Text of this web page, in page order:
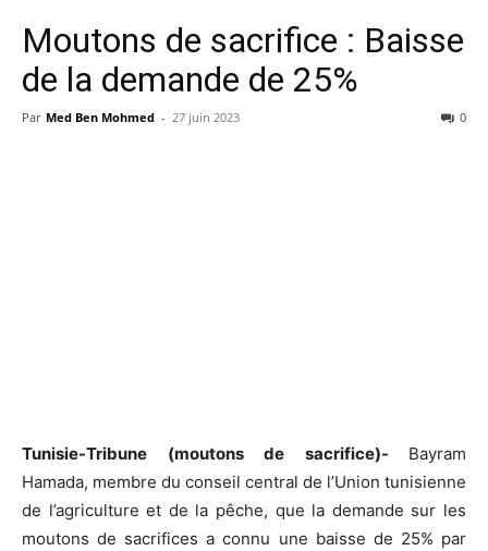
Moutons de sacrifice : Baisse
de la demande de 25%
Par Med Ben Mohmed - 27 juin 2023 0
Tunisie-Tribune (moutons de sacrifice)- Bayram
Hamada, membre du conseil central de l’Union tunisienne
de l’agriculture et de la pêche, que la demande sur les
moutons de sacrifices a connu une baisse de 25% par